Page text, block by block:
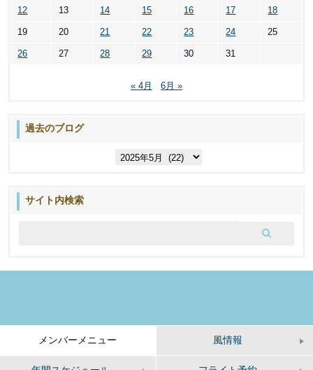
12 13 14 15 16 17 18
19 20 21 22 23 24 25
26 27 28 29 30 31
« 4月 6月 »
過去のブログ
サイト内検索
メンバーメニュー 風情報